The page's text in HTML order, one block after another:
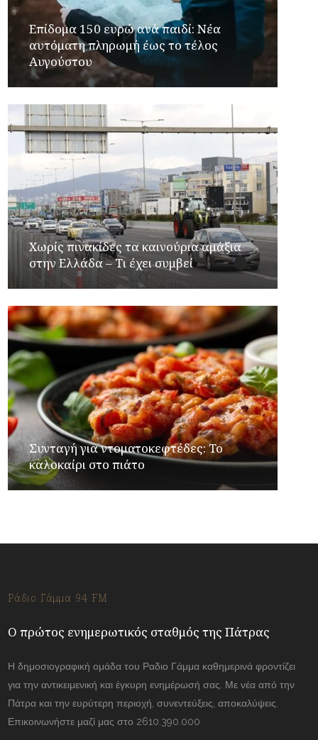
Επίδομα 150 ευρώ ανά παιδί: Νέα
αυτόματη πληρωμή έως το τέλος
Αυγούστου
Χωρίς πινακίδες τα καινούρια αμάξια
στην Ελλάδα – Τι έχει συμβεί
Συνταγή για ντοματοκεφτέδες: Το
καλοκαίρι στο πιάτο
Ράδιο Γάμμα 94 FM
Ο πρώτος ενημερωτικός σταθμός της Πάτρας
Η δημοσιογραφική ομάδα του Ραδιο Γάμμα καθημερινά φροντίζει
για την αντικειμενική και έγκυρη ενημέρωσή σας. Με νέα από την
Πάτρα και την ευρύτερη περιοχή, συνεντεύξεις, αποκαλύψεις.
Επικοινωνήστε μαζί μας στο 2610.390.000